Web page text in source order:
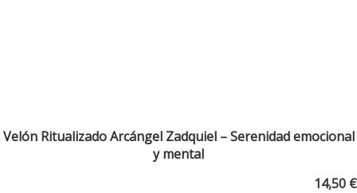
Velón Ritualizado Arcángel Zadquiel – Serenidad emocional
y mental
14,50 €